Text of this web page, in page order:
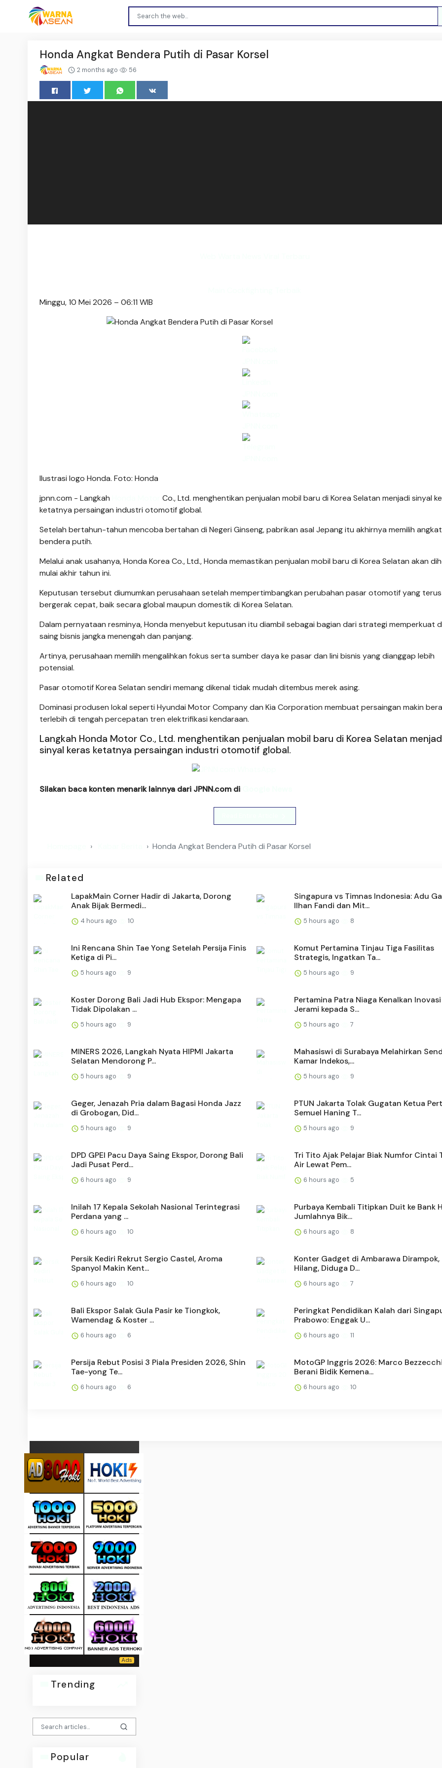
Honda Angkat Bendera Putih di Pasar Korsel
2 months ago 56
Minggu, 10 Mei 2026 – 06:11 WIB
Ilustrasi logo Honda. Foto: Honda
jpnn.com - Langkah
Co., Ltd. menghentikan penjualan mobil baru di Korea Selatan menjadi sinyal
ketatnya persaingan industri otomotif global.
Setelah bertahun-tahun mencoba bertahan di Negeri Ginseng, pabrikan asal Jepang itu akhirnya memilih angkat
bendera putih.
Melalui anak usahanya, Honda Korea Co., Ltd., Honda memastikan penjualan mobil baru di Korea Selatan akan
mulai akhir tahun ini.
Keputusan tersebut diumumkan perusahaan setelah mempertimbangkan perubahan pasar otomotif yang terus
bergerak cepat, baik secara global maupun domestik di Korea Selatan.
Dalam pernyataan resminya, Honda menyebut keputusan itu diambil sebagai bagian dari strategi memperkuat
saing bisnis jangka menengah dan panjang.
Artinya, perusahaan memilih mengalihkan fokus serta sumber daya ke pasar dan lini bisnis yang dianggap lebih
potensial.
Pasar otomotif Korea Selatan sendiri memang dikenal tidak mudah ditembus merek asing.
Dominasi produsen lokal seperti Hyundai Motor Company dan Kia Corporation membuat persaingan makin
terlebih di tengah percepatan tren elektrifikasi kendaraan.
Langkah Honda Motor Co., Ltd. menghentikan penjualan mobil baru di Korea Selatan
sinyal keras ketatnya persaingan industri otomotif global.
Silakan baca konten menarik lainnya dari JPNN.com di
Honda Angkat Bendera Putih di Pasar Korsel
Related
LapakMain Corner Hadir di Jakarta, Dorong
Anak Bijak Bermedi...
4 hours ago 10
Singapura vs Timnas Indonesia: Adu
Ilhan Fandi dan Mit...
5 hours ago 8
Ini Rencana Shin Tae Yong Setelah Persija Finis
Ketiga di Pi...
5 hours ago 9
Komut Pertamina Tinjau Tiga Fasilitas
Strategis, Ingatkan Ta...
5 hours ago 9
Koster Dorong Bali Jadi Hub Ekspor: Mengapa
Tidak Dipolakan ...
5 hours ago 9
Pertamina Patra Niaga Kenalkan
Jerami kepada S...
5 hours ago 7
MINERS 2026, Langkah Nyata HIPMI Jakarta
Selatan Mendorong P...
5 hours ago 9
Mahasiswi di Surabaya Melahirkan
Kamar Indekos,...
5 hours ago 9
Geger, Jenazah Pria dalam Bagasi Honda Jazz
di Grobogan, Did...
5 hours ago 9
PTUN Jakarta Tolak Gugatan Ketua
Semuel Haning T...
5 hours ago 9
DPD GPEI Pacu Daya Saing Ekspor, Dorong Bali
Jadi Pusat Perd...
6 hours ago 9
Tri Tito Ajak Pelajar Biak Numfor Cintai
Air Lewat Pem...
6 hours ago 5
Inilah 17 Kepala Sekolah Nasional Terintegrasi
Perdana yang ...
6 hours ago 10
Purbaya Kembali Titipkan Duit ke Bank
Jumlahnya Bik...
6 hours ago 8
Persik Kediri Rekrut Sergio Castel, Aroma
Spanyol Makin Kent...
6 hours ago 10
Konter Gadget di Ambarawa Dirampok,
Hilang, Diduga D...
6 hours ago 7
Bali Ekspor Salak Gula Pasir ke Tiongkok,
Wamendag & Koster ...
6 hours ago 6
Peringkat Pendidikan Kalah dari
Prabowo: Enggak U...
6 hours ago 11
Persija Rebut Posisi 3 Piala Presiden 2026, Shin
Tae-yong Te...
6 hours ago 6
MotoGP Inggris 2026: Marco
Berani Bidik Kemena...
6 hours ago 10
Trending
Popular